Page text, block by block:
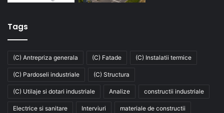
Tags
(C) Antrepriza generala (C) Fatade (C) Instalatii termice
(C) Pardoseli industriale (C) Structura
(C) Utilaje si dotari industriale Analize constructii industriale
Electrice si sanitare Interviuri materiale de constructii